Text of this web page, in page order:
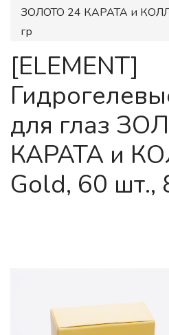
ЗОЛОТО 24 КАРАТА и
гр
[ELEMENT]
для глаз
КАРАТА и
Gold, 60 шт.,